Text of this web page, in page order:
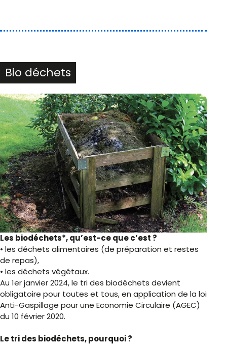
Bio déchets
Les biodéchets*, qu’est-ce que c’est ?
• les déchets alimentaires (de préparation et restes
de repas),
• les déchets végétaux.
Au 1er janvier 2024, le tri des biodéchets devient
obligatoire pour toutes et tous, en application de la loi
Anti-Gaspillage pour une Economie Circulaire (AGEC)
du 10 février 2020.
Le tri des biodéchets, pourquoi ?